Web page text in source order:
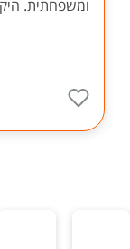
ומשפחתית.